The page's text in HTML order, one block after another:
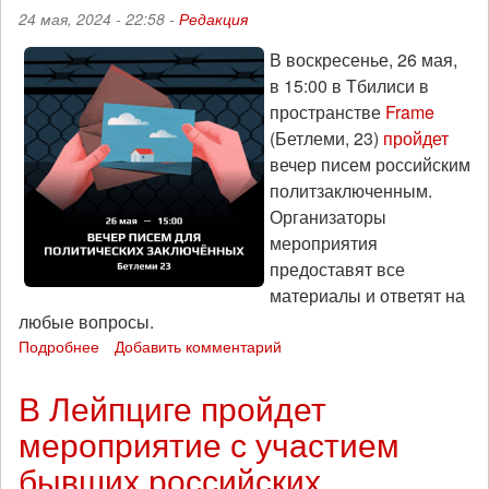
адвокатов
24 мая, 2024 - 22:58 - Редакция
В воскресенье, 26 мая,
в 15:00 в Тбилиси в
пространстве Frame
(Бетлеми, 23) пройдет
вечер писем российским
политзаключенным.
Организаторы
мероприятия
предоставят все
материалы и ответят на
любые вопросы.
Подробнее
российским
политзаключенным
пройдет
в
Добавить комментарий
В Лейпциге пройдет
мероприятие с участием